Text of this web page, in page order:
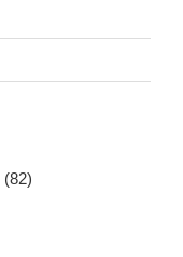
(82)